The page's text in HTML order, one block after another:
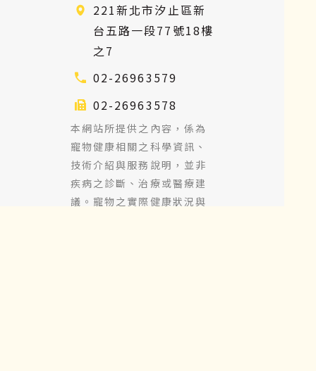
221新北市汐止區新
台五路一段77號18樓
之7
02-26963579
02-26963578
本網站所提供之內容，係為
寵物健康相關之科學資訊、
技術介紹與服務說明，並非
疾病之診斷、治療或醫療建
議。寵物之實際健康狀況與